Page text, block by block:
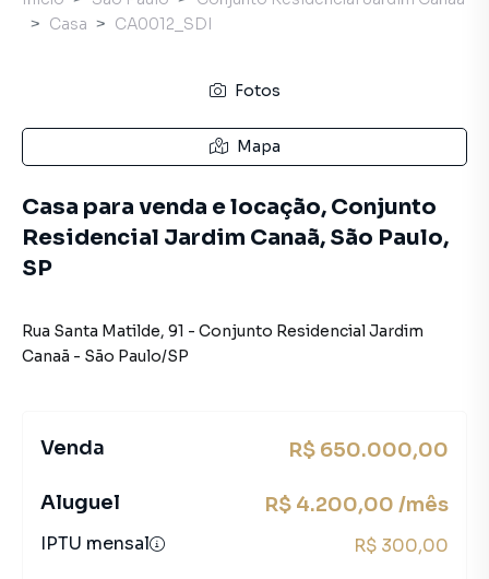
Casa
CA0012_SDI
Fotos
Mapa
Casa para venda e locação, Conjunto
Residencial Jardim Canaã, São Paulo,
SP
Rua Santa Matilde, 91 - Conjunto Residencial Jardim
Canaã - São Paulo/SP
Venda R$ 650.000,00
Aluguel R$ 4.200,00 /mês
IPTU mensal R$ 300,00